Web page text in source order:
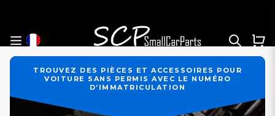
TROUVEZ DES PIÈCES ET ACCESSOIRES POUR
VOITURE SANS PERMIS AVEC LE NUMÉRO
D’IMMATRICULATION